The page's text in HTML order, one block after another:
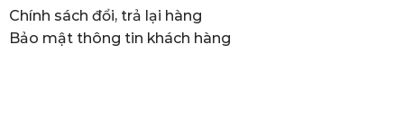
Chính sách đổi, trả lại hàng
Bảo mật thông tin khách hàng